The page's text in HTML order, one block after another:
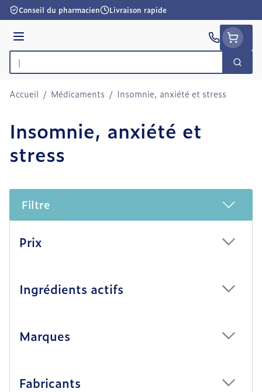
Aller au contenu
Conseil du pharmacien Livraison rapide
Menu
Rechercher
Accueil / Médicaments / Insomnie, anxiété et stress
Insomnie, anxiété et
stress
Filtre
Prix
Ingrédients actifs
Marques
Fabricants